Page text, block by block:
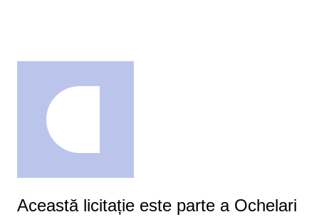
Această licitație este parte a Ochelari